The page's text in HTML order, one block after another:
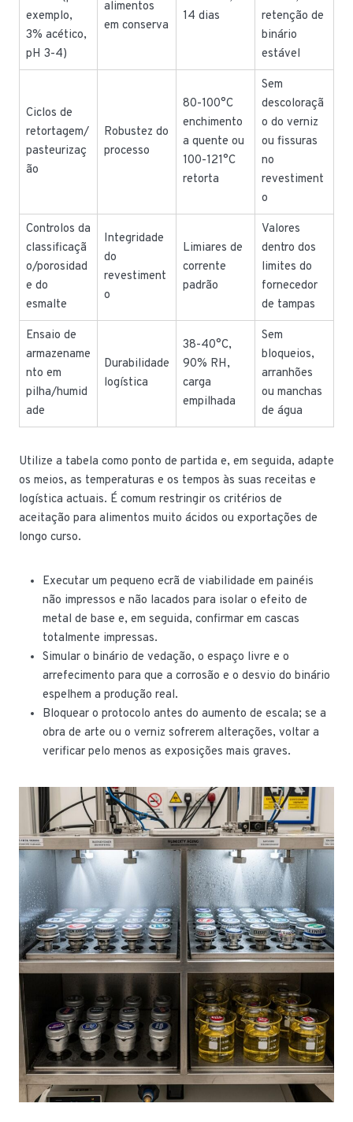
exemplo,
3% acético,
pH 3-4)
alimentos
em conserva
14 dias
retenção de
binário
estável
Ciclos de
retortagem/
pasteurizaç
ão
Robustez do
processo
80-100°C
enchimento
a quente ou
100-121°C
retorta
Sem
descoloraçã
o do verniz
ou fissuras
no
revestiment
o
Controlos da
classificaçã
o/porosidad
e do
esmalte
Integridade
do
revestiment
o
Limiares de
corrente
padrão
Valores
dentro dos
limites do
fornecedor
de tampas
Ensaio de
armazename
nto em
pilha/humid
ade
Durabilidade
logística
38-40°C,
90% RH,
carga
empilhada
Sem
bloqueios,
arranhões
ou manchas
de água
Utilize a tabela como ponto de partida e, em seguida, adapte
os meios, as temperaturas e os tempos às suas receitas e
logística actuais. É comum restringir os critérios de
aceitação para alimentos muito ácidos ou exportações de
longo curso.
Executar um pequeno ecrã de viabilidade em painéis
não impressos e não lacados para isolar o efeito de
metal de base e, em seguida, confirmar em cascas
totalmente impressas.
Simular o binário de vedação, o espaço livre e o
arrefecimento para que a corrosão e o desvio do binário
espelhem a produção real.
Bloquear o protocolo antes do aumento de escala; se a
obra de arte ou o verniz sofrerem alterações, voltar a
verificar pelo menos as exposições mais graves.